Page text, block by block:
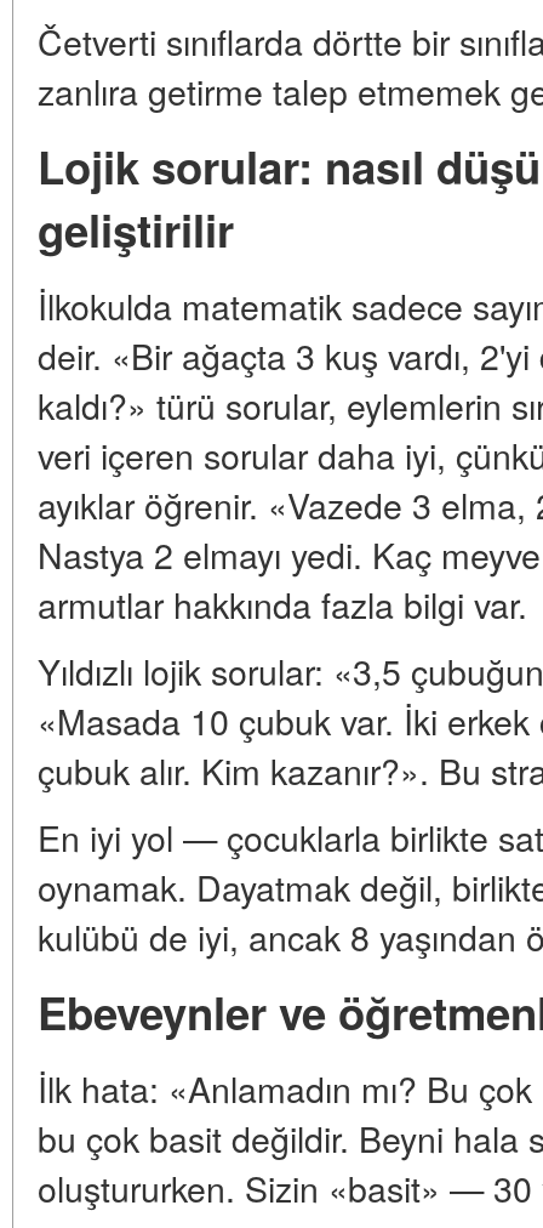
Četverti sınıflarda dörtte bir
zanlıra getirme talep etmemek
Lojik sorular: nasıl
geliştirilir
İlkokulda matematik sadece
deir. «Bir ağaçta 3 kuş vardı,
kaldı?» türü sorular, eylemlerin
veri içeren sorular daha iyi,
ayıklar öğrenir. «Vazede 3
Nastya 2 elmayı yedi. Kaç
armutlar hakkında fazla bilgi var.
Yıldızlı lojik sorular: «3,5
«Masada 10 çubuk var. İki erkek
çubuk alır. Kim kazanır?». Bu
En iyi yol — çocuklarla birlikte
oynamak. Dayatmak değil,
kulübü de iyi, ancak 8 yaşından
Ebeveynler ve
İlk hata: «Anlamadın mı? Bu
bu çok basit değildir. Beyni hala
oluştururken. Sizin «basit» — 30